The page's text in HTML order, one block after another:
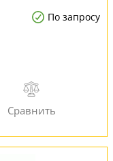
По запросу